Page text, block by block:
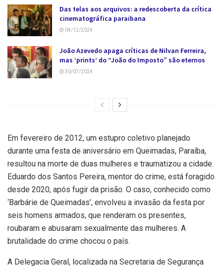
Das telas aos arquivos: a redescoberta da crítica
cinematográfica paraibana
04/12/2024
João Azevedo apaga críticas de Nilvan Ferreira,
mas ‘prints’ do “João do Imposto” são eternos
30/07/2024
Em fevereiro de 2012, um estupro coletivo planejado
durante uma festa de aniversário em Queimadas, Paraíba,
resultou na morte de duas mulheres e traumatizou a cidade.
Eduardo dos Santos Pereira, mentor do crime, está foragido
desde 2020, após fugir da prisão. O caso, conhecido como
‘Barbárie de Queimadas’, envolveu a invasão da festa por
seis homens armados, que renderam os presentes,
roubaram e abusaram sexualmente das mulheres. A
brutalidade do crime chocou o país.
A Delegacia Geral, localizada na Secretaria de Segurança